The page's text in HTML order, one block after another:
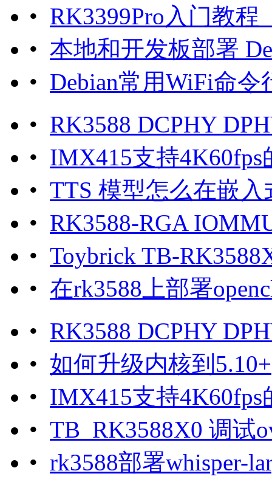
• RK3399Pro入门教
• 本地和开发板部署
• Debian常用WiFi命令
• RK3588 DCPHY
• IMX415支持4K60fps
• TTS 模型怎么在嵌
• RK3588-RGA
• Toybrick TB-
• 在rk3588上部署
• RK3588 DCPHY
• 如何升级内核到5.10+
• IMX415支持4K60fps
• TB_RK3588X0 调试
• rk3588部署whisper-